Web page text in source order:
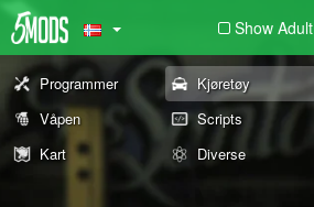
Show Adult
Programmer Kjøretøy
Våpen
Scripts
Kart
Diverse